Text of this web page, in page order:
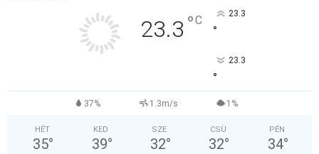
23.3 °C 23.3
°
23.3
°
37% 1.3m/s 1%
HÉT
35°
KED
39°
SZE
32°
CSÜ
32°
PÉN
34°